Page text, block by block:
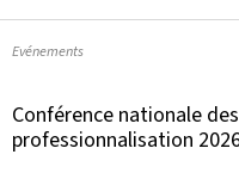
Evénements
Conférence nationale
professionnalisation